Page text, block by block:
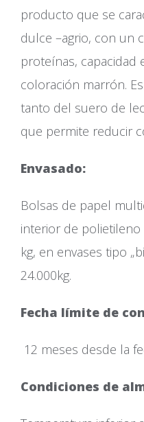
producto que se
dulce –agrio, con un
proteínas, capacidad
coloración marrón.
tanto del suero de
que permite reducir
Bolsas de papel
interior de
kg, en envases tipo
24.000kg.
Fecha límite de
12 meses desde la
Condiciones de